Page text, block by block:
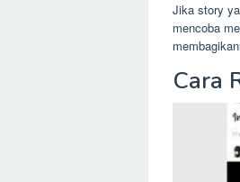
Jika story
mencoba
Cara